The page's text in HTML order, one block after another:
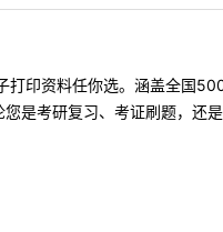
印资料任你选。涵盖全国
是考研复习、考证刷题，还